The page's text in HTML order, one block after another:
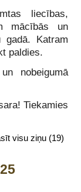
liecības,
mācībās un
gadā. Katram
paldies.
nobeigumā
Tiekamies
visu ziņu (19)